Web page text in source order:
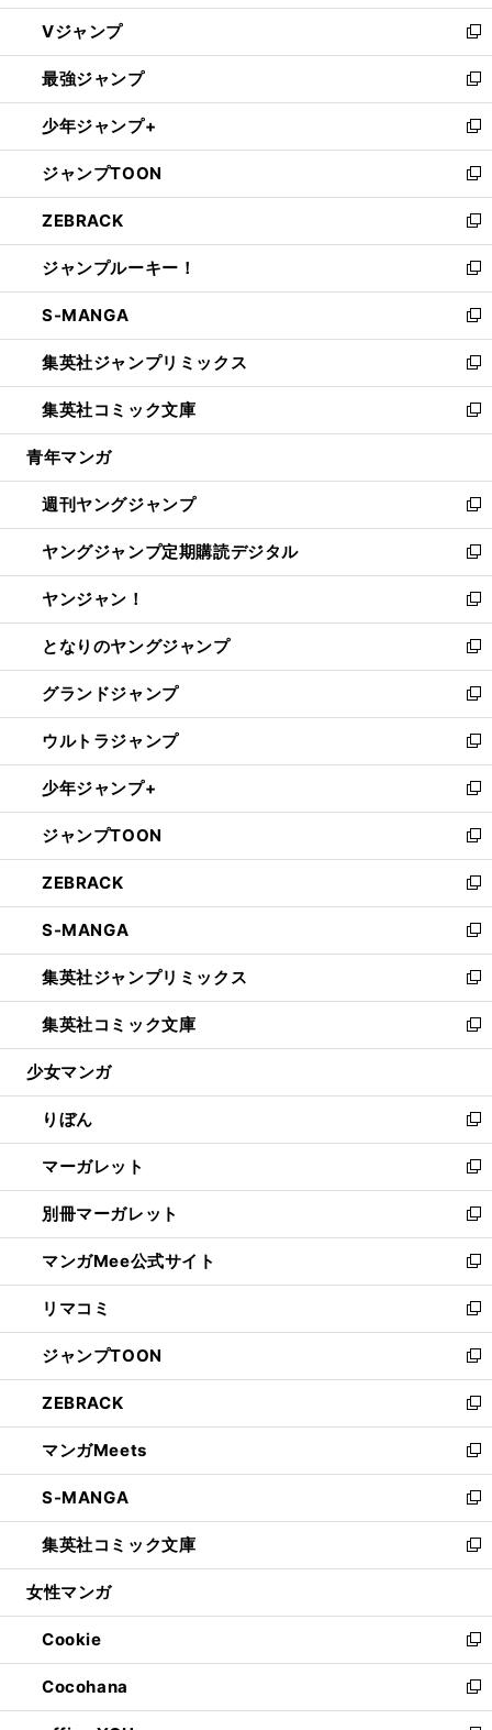
ウ
ィ
ン
ド
ウ
で
開
く
し
い
ウ
ィ
ン
ド
ウ
で
開
く
Vジャンプ
新
し
い
ウ
ィ
ン
ド
ウ
で
開
く
最強ジャンプ
新
し
い
ウ
ィ
ン
ド
ウ
で
開
く
少年ジャンプ+
新
し
い
ウ
ィ
ン
ド
ウ
で
開
く
ジャンプTOON
新
し
い
ウ
ィ
ン
ド
ウ
で
開
く
ZEBRACK
新
し
い
ウ
ィ
ン
ド
ウ
で
開
ジャンプルーキー！
新
し
い
ウ
ィ
ン
ド
ウ
開
く
S-MANGA
新
し
い
ウ
ィ
ン
ウ
で
開
く
集英社ジャンプリミックス
新
し
い
ウ
ン
ド
ウ
で
開
く
集英社コミック文庫
新
し
ウ
ィ
ン
ド
ウ
で
開
く
青年マンガ
週刊ヤングジャンプ
新
し
い
ウ
ィ
ン
ド
ウ
で
開
く
ヤングジャンプ定期購読デジタル
新
し
い
ウ
ィ
ン
ド
ウ
で
開
く
ヤンジャン！
新
し
い
ウ
ィ
ン
ド
ウ
で
開
く
となりのヤングジャンプ
新
し
い
ウ
ィ
ン
ド
ウ
で
開
く
グランドジャンプ
新
し
い
ウ
ィ
ン
ド
ウ
で
開
く
ウルトラジャンプ
新
し
い
ウ
ィ
ン
ド
ウ
で
開
く
少年ジャンプ+
新
し
い
ウ
ィ
ン
ド
ウ
で
開
く
ジャンプTOON
新
し
い
ウ
ィ
ン
ド
ウ
で
開
ZEBRACK
新
し
い
ウ
ィ
ン
ド
ウ
開
く
S-MANGA
新
し
い
ウ
ィ
ン
ウ
で
開
く
集英社ジャンプリミックス
新
し
い
ウ
ン
ド
ウ
で
開
く
集英社コミック文庫
新
し
ウ
ィ
ン
ド
ウ
で
開
く
少女マンガ
りぼん
新
し
い
ウ
ィ
ン
ド
ウ
で
開
く
マーガレット
新
し
い
ウ
ィ
ン
ド
ウ
で
開
く
別冊マーガレット
新
し
い
ウ
ィ
ン
ド
ウ
で
開
く
マンガMee公式サイト
新
し
い
ウ
ィ
ン
ド
ウ
で
開
く
リマコミ
新
し
い
ウ
ィ
ン
ド
ウ
で
開
く
ジャンプTOON
新
し
い
ウ
ィ
ン
ド
ウ
で
開
ZEBRACK
新
し
い
ウ
ィ
ン
ド
ウ
開
く
マンガMeets
新
し
い
ウ
ィ
ン
ウ
で
開
く
S-MANGA
新
し
い
ウ
ン
ド
ウ
で
開
集英社コミック文庫
新
し
ウ
ィ
ン
ド
ウ
女性マンガ
Cookie
新
し
い
ウ
Cocohana
新
し